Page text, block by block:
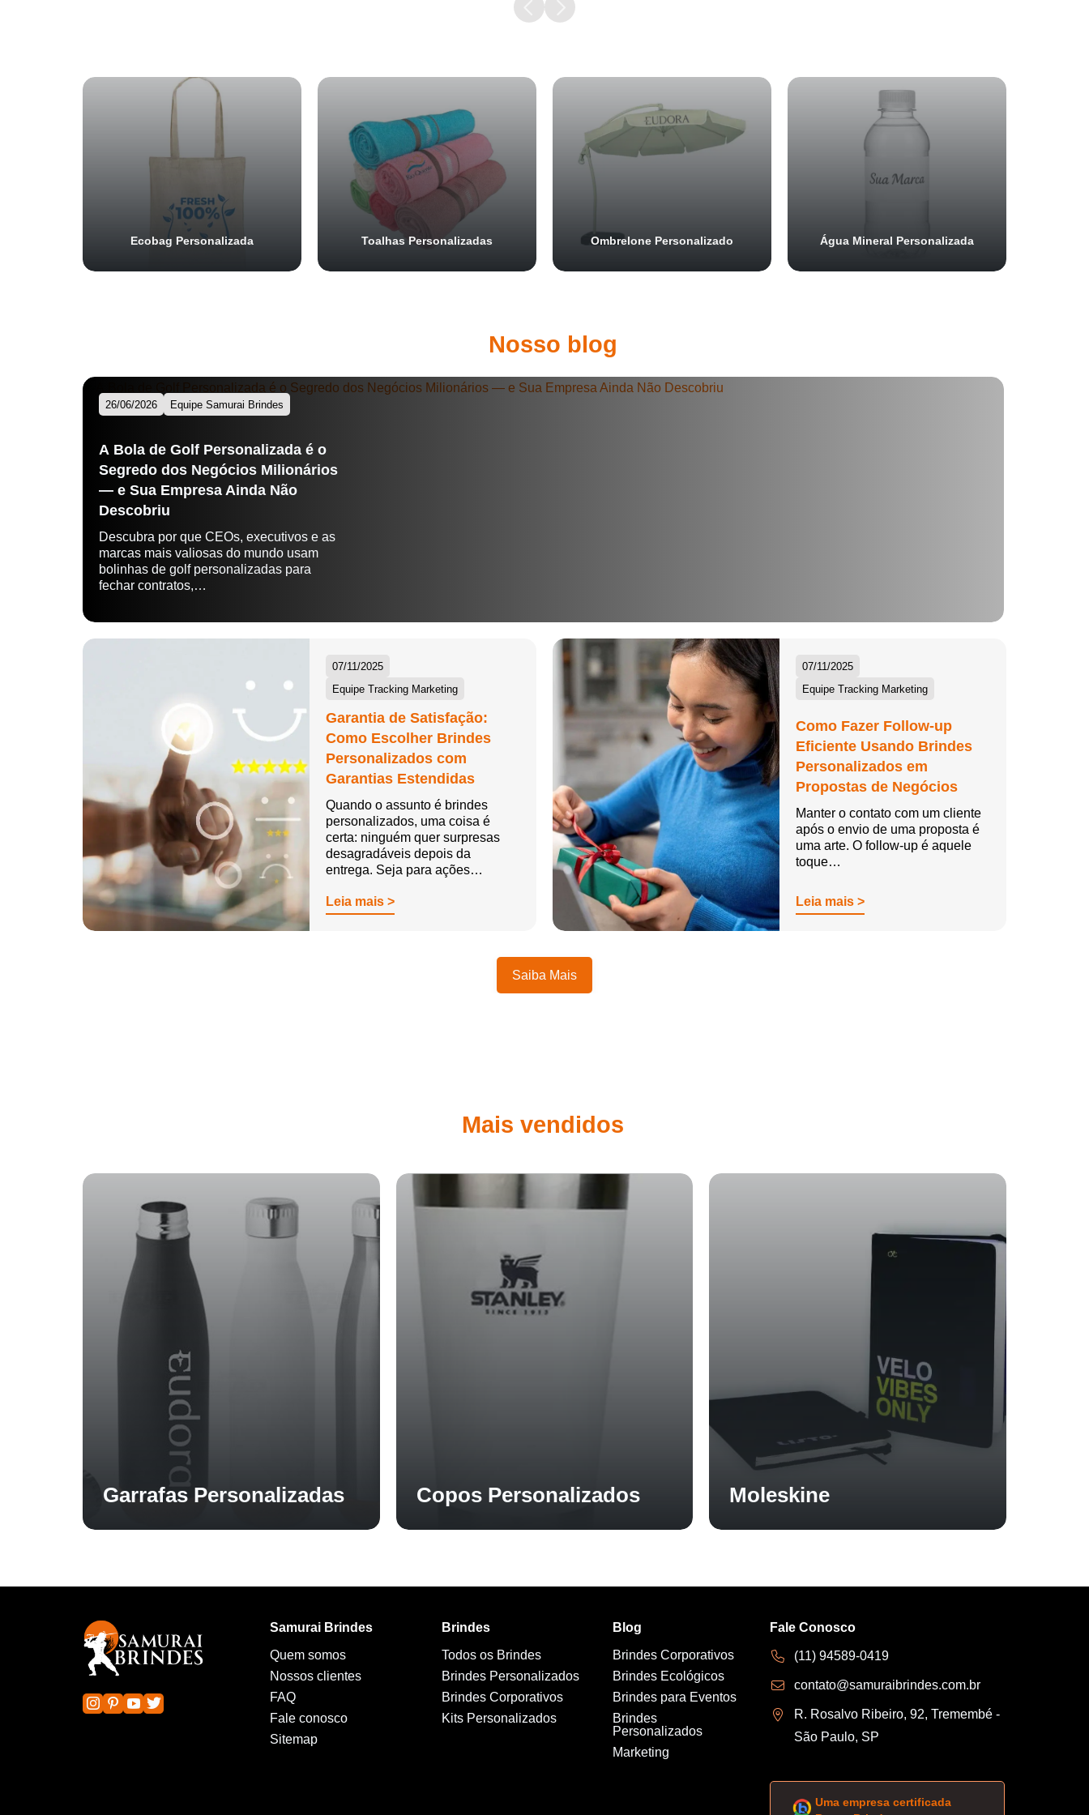
Ecobag Personalizada Toalhas Personalizadas Ombrelone Personalizado Água Mineral Personalizada
Nosso blog
26/06/2026 Equipe Samurai Brindes
A Bola de Golf Personalizada é o
Segredo dos Negócios Milionários
— e Sua Empresa Ainda Não
Descobriu
Descubra por que CEOs, executivos e as
marcas mais valiosas do mundo usam
bolinhas de golf personalizadas para
fechar contratos,…
07/11/2025
Equipe Tracking Marketing
Garantia de Satisfação:
Como Escolher Brindes
Personalizados com
Garantias Estendidas
Quando o assunto é brindes
personalizados, uma coisa é
certa: ninguém quer surpresas
desagradáveis depois da
entrega. Seja para ações…
Leia mais >
07/11/2025
Equipe Tracking Marketing
Como Fazer Follow-up
Eficiente Usando Brindes
Personalizados em
Propostas de Negócios
Manter o contato com um cliente
após o envio de uma proposta é
uma arte. O follow-up é aquele
toque…
Leia mais >
Saiba Mais
Mais vendidos
Garrafas Personalizadas Copos Personalizados Moleskine
Samurai Brindes
Quem somos
Nossos clientes
FAQ
Fale conosco
Sitemap
Brindes
Todos os Brindes
Brindes Personalizados
Brindes Corporativos
Kits Personalizados
Blog
Brindes Corporativos
Brindes Ecológicos
Brindes para Eventos
Brindes
Personalizados
Marketing
Fale Conosco
(11) 94589-0419
contato@samuraibrindes.com.br
R. Rosalvo Ribeiro, 92, Tremembé -
São Paulo, SP
Uma empresa certificada
Samurai Brindes
Iniciar conversa